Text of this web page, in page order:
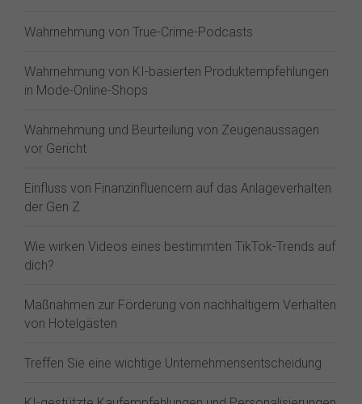
Wahrnehmung von True-Crime-Podcasts
Wahrnehmung von KI-basierten Produktempfehlungen
in Mode-Online-Shops
Wahrnehmung und Beurteilung von Zeugenaussagen
vor Gericht
Einfluss von Finanzinfluencern auf das Anlageverhalten
der Gen Z⁠
Wie wirken Videos eines bestimmten TikTok-Trends auf
dich?
Maßnahmen zur Förderung von nachhaltigem Verhalten
von Hotelgästen
Treffen Sie eine wichtige Unternehmensentscheidung